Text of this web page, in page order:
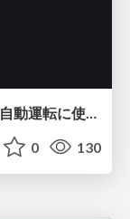
0 130